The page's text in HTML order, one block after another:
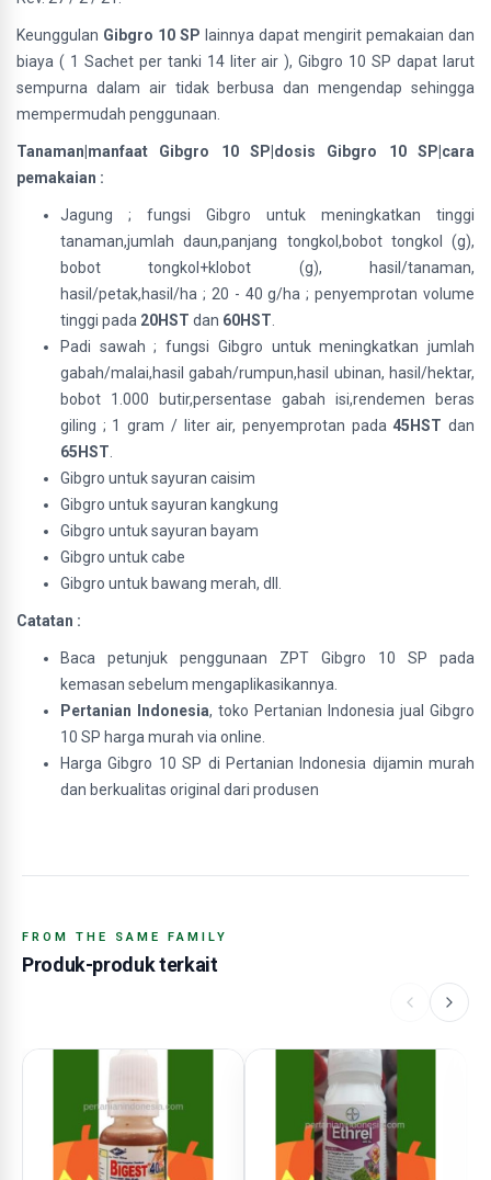
Keunggulan Gibgro 10 SP lainnya dapat mengirit pemakaian dan
biaya ( 1 Sachet per tanki 14 liter air ), Gibgro 10 SP dapat larut
sempurna dalam air tidak berbusa dan mengendap sehingga
mempermudah penggunaan.
Tanaman|manfaat Gibgro 10 SP|dosis Gibgro 10 SP|cara
pemakaian :
Jagung ; fungsi Gibgro untuk meningkatkan tinggi
tanaman,jumlah daun,panjang tongkol,bobot tongkol (g),
bobot tongkol+klobot (g), hasil/tanaman,
hasil/petak,hasil/ha ; 20 - 40 g/ha ; penyemprotan volume
tinggi pada 20HST dan 60HST
Padi sawah ; fungsi Gibgro untuk meningkatkan jumlah
gabah/malai,hasil gabah/rumpun,hasil ubinan, hasil/hektar,
bobot 1.000 butir,persentase gabah isi,rendemen beras
giling ; 1 gram / liter air, penyemprotan pada 45HST dan
65HST
Gibgro untuk sayuran caisim
Gibgro untuk sayuran kangkung
Gibgro untuk sayuran bayam
Gibgro untuk cabe
Gibgro untuk bawang merah, dll.
Catatan :
Baca petunjuk penggunaan ZPT Gibgro 10 SP pada
kemasan sebelum mengaplikasikannya.
Pertanian Indonesia, toko Pertanian Indonesia jual Gibgro
10 SP harga murah via online.
Harga Gibgro 10 SP di Pertanian Indonesia dijamin murah
dan berkualitas original dari produsen
FROM THE SAME FAMILY
Produk-produk terkait